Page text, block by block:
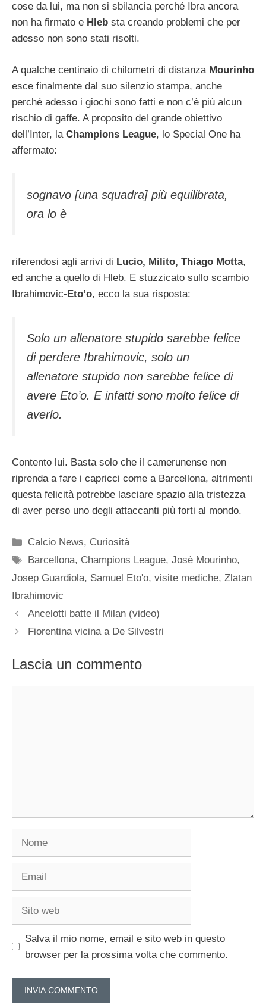
cose da lui, ma non si sbilancia perché Ibra ancora
non ha firmato e Hleb sta creando problemi che per
adesso non sono stati risolti.
A qualche centinaio di chilometri di distanza Mourinho
esce finalmente dal suo silenzio stampa, anche
perché adesso i giochi sono fatti e non c’è più alcun
rischio di gaffe. A proposito del grande obiettivo
dell’Inter, la Champions League, lo Special One ha
affermato:
sognavo [una squadra] più equilibrata,
ora lo è
riferendosi agli arrivi di Lucio, Milito, Thiago Motta,
ed anche a quello di Hleb. E stuzzicato sullo scambio
Ibrahimovic-Eto’o, ecco la sua risposta:
Solo un allenatore stupido sarebbe felice
di perdere Ibrahimovic, solo un
allenatore stupido non sarebbe felice di
avere Eto’o. E infatti sono molto felice di
averlo.
Contento lui. Basta solo che il camerunense non
riprenda a fare i capricci come a Barcellona, altrimenti
questa felicità potrebbe lasciare spazio alla tristezza
di aver perso uno degli attaccanti più forti al mondo.
Categorie
Calcio News, Curiosità
Tag
Barcellona, Champions League,Josè Mourinho,
Josep Guardiola, Samuel Eto'o, visite mediche, Zlatan
Ibrahimovic
Ancelotti batte il Milan (video)
Fiorentina vicina a De Silvestri
Lascia un commento
Nome
Email
Sito
Salva il mio nome, email e sito web in questo
browser per la prossima volta che commento.